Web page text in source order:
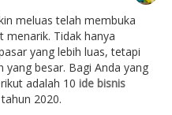
meluas telah membuka
menarik. Tidak hanya
yang lebih luas, tetapi
besar. Bagi Anda yang
adalah 10 ide bisnis
2020.